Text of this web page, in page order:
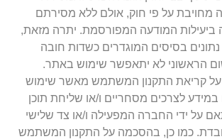
מחויבת על פי חוק, אולם ללא מסירתם
ביעילות המודעה המפורסמת. יתרה מזאת,
בסיסים המוגדרים כשדות חובה
הראשוני לא יתאפשר שימוש באתר.
קריאת התקנון המשתמש מאשר שימוש
במידע לצרכים מסחריים ו/או שליחת תוכן
על ידי החברה המפעילה ו/או צד שלישי
כמו כן, בהסכמה על התקנון המשתמש